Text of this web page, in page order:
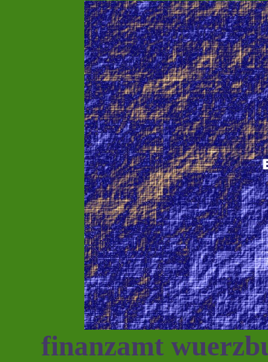
finanzamt